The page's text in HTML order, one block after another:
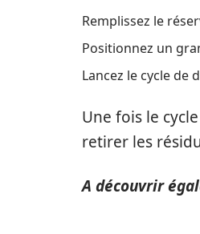
Remplissez le
Positionnez un
Lancez le cycle
Une fois le
retirer les
A découvrir